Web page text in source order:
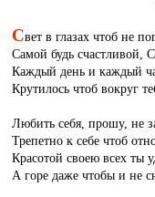
Свет в глазах чтоб не
Самой будь счастливой,
Каждый день и каждый
Крутилось чтоб вокруг
Любить себя, прошу, не
Трепетно к себе чтоб
Красотой своею всех ты
А горе даже чтобы и не